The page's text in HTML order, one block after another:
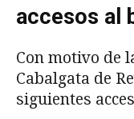
accesos al
Con motivo de
Cabalgata de
siguientes